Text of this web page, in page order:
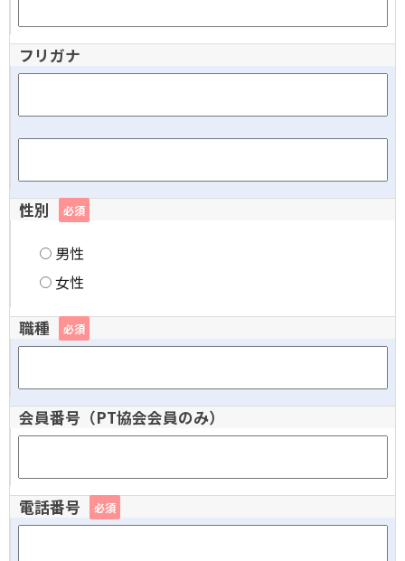
フリガナ
性別 必須
男性
女性
職種 必須
会員番号（PT協会会員のみ）
電話番号 必須